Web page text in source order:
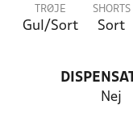
TRØJE
Gul/Sort
SHORTS
Sort
Nej